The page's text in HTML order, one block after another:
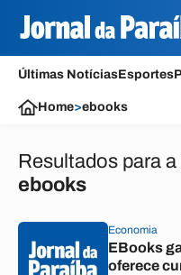
Últimas NotíciasEsportes
Home>ebooks
Resultados para a
ebooks
Economia
EBooks
oferece